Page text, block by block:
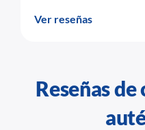
Ver reseñas
Reseñas